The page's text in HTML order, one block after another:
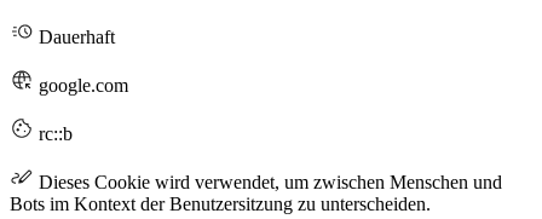
Dauerhaft
google.com
rc::b
Dieses Cookie wird verwendet, um zwischen Menschen und
Bots im Kontext der Benutzersitzung zu unterscheiden.